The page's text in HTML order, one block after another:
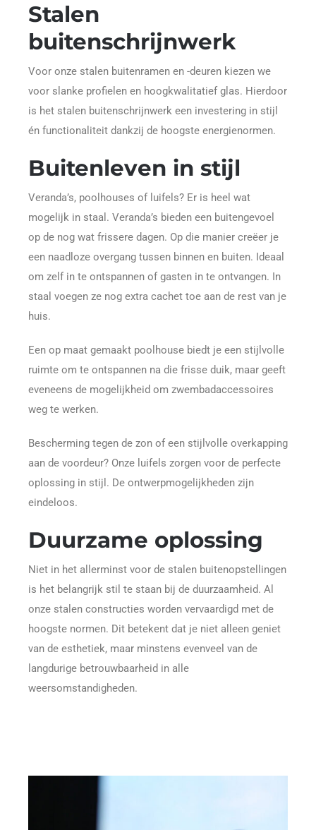
Stalen
buitenschrijnwerk
Voor onze stalen buitenramen en -deuren kiezen we
voor slanke profielen en hoogkwalitatief glas. Hierdoor
is het stalen buitenschrijnwerk een investering in stijl
én functionaliteit dankzij de hoogste energienormen.
Buitenleven in stijl
Veranda’s, poolhouses of luifels? Er is heel wat
mogelijk in staal. Veranda’s bieden een buitengevoel
op de nog wat frissere dagen. Op die manier creëer je
een naadloze overgang tussen binnen en buiten. Ideaal
om zelf in te ontspannen of gasten in te ontvangen. In
staal voegen ze nog extra cachet toe aan de rest van je
huis.
Een op maat gemaakt poolhouse biedt je een stijlvolle
ruimte om te ontspannen na die frisse duik, maar geeft
eveneens de mogelijkheid om zwembadaccessoires
weg te werken.
Bescherming tegen de zon of een stijlvolle overkapping
aan de voordeur? Onze luifels zorgen voor de perfecte
oplossing in stijl. De ontwerpmogelijkheden zijn
eindeloos.
Duurzame oplossing
Niet in het allerminst voor de stalen buitenopstellingen
is het belangrijk stil te staan bij de duurzaamheid. Al
onze stalen constructies worden vervaardigd met de
hoogste normen. Dit betekent dat je niet alleen geniet
van de esthetiek, maar minstens evenveel van de
langdurige betrouwbaarheid in alle
weersomstandigheden.